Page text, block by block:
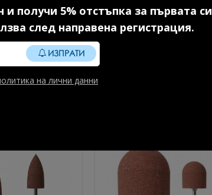
получи 5% отстъпка за първата си
след направена регистрация.
ИЗПРАТИ
на лични данни
КУПИ КУПИ